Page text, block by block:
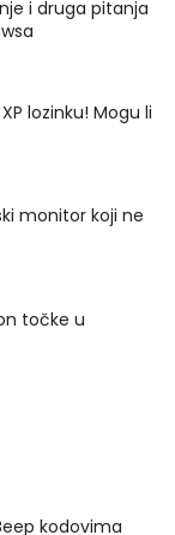
i druga pitanja
lozinku! Mogu li
monitor koji ne
točke u
kodovima